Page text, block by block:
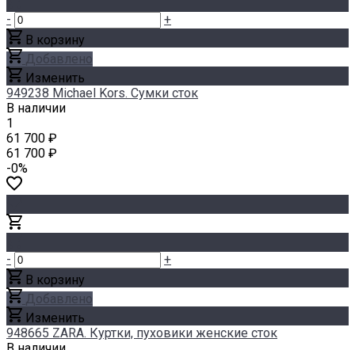
-
+
В корзину
Добавлено
Изменить
949238 Michael Kors. Сумки сток
В наличии
1
61 700 ₽
61 700 ₽
-0%
-
+
В корзину
Добавлено
Изменить
948665 ZARA. Куртки, пуховики женские сток